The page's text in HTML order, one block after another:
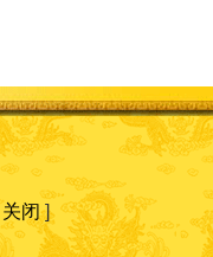
关闭]